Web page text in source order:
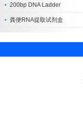
200bp DNA Ladder
粪便RNA提取试剂盒